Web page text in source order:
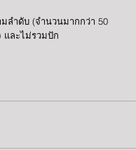
ลำดับ (จำนวนมากกว่า 50
และไม่รวมปัก